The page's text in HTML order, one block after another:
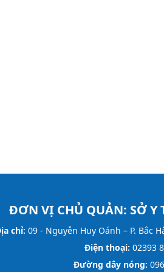
ĐƠN VỊ CHỦ QUẢN: SỞ Y
chỉ: 09 - Nguyễn Huy Oánh – P. Bắc
Điện thoại: 02393
Đường dây nóng: